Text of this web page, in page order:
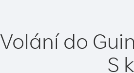
Volání do
S